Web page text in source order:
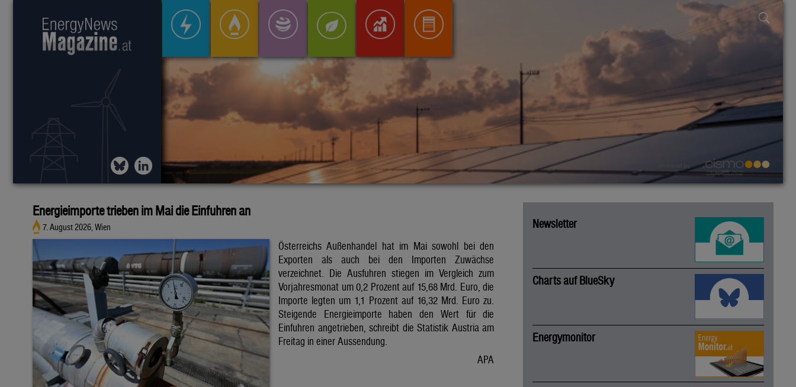
Energieimporte trieben im Mai die Einfuhren an
7. August 2026, Wien
Österreichs Außenhandel hat im Mai sowohl bei den
Exporten als auch bei den Importen Zuwächse
verzeichnet. Die Ausfuhren stiegen im Vergleich zum
Vorjahresmonat um 0,2 Prozent auf 15,68 Mrd. Euro, die
Importe legten um 1,1 Prozent auf 16,32 Mrd. Euro zu.
Steigende Energieimporte haben den Wert für die
Einfuhren angetrieben, schreibt die Statistik Austria am
Freitag in einer Aussendung.
APA
Newsletter
Charts auf BlueSky
Energymonitor